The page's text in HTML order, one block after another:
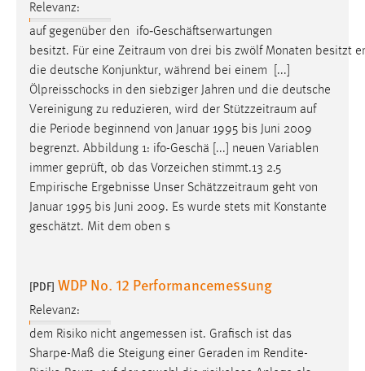
Relevanz:
auf gegenüber den ifo‐Geschäftserwartungen
besitzt. Für eine Zeitraum von drei bis zwölf Monaten besitzt
die deutsche Konjunktur, während bei einem [...]
Ölpreisschocks in den siebziger Jahren und die deutsche
Vereinigung zu reduzieren, wird der Stützzeitraum auf
die Periode beginnend von Januar 1995 bis Juni 2009
begrenzt. Abbildung 1: ifo-Geschä [...] neuen Variablen
immer geprüft, ob das Vorzeichen stimmt.13 2.5
Empirische Ergebnisse Unser Schätzzeitraum geht von
Januar 1995 bis Juni 2009. Es wurde stets mit Konstante
geschätzt. Mit dem oben s
[PDF] WDP No. 12 Performancemessung
Relevanz:
dem Risiko nicht angemessen ist. Grafisch ist das
Sharpe-Maß die Steigung einer Geraden im Rendite-